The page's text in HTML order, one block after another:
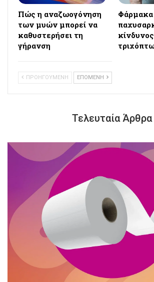
Πώς η αναζωογόνηση
των μυών μπορεί να
καθυστερήσει τη
γήρανση
Φάρμακα
ΠΡΟΗΓΟΥΜΕΝΗ ΕΠΟΜΕΝΗ
Τελευταία Άρθρα